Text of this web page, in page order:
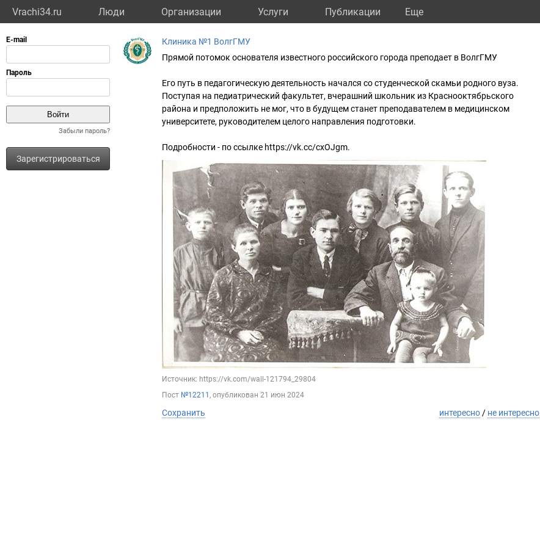
Vrachi34.ru Люди Организации Услуги Публикации Eще
Забыли пароль?
Зарегистрироваться
Клиника №1 ВолгГМУ
Прямой потомок основателя известного российского города преподает в ВолгГМУ
Его путь в педагогическую деятельность начался со студенческой скамьи родного вуза.
Поступая на педиатрический факультет, вчерашний школьник из Краснооктябрьского
района и предположить не мог, что в будущем станет преподавателем в медицинском
университете, руководителем целого направления подготовки.
Подробности - по ссылке https://vk.cc/cxOJgm.
Источник: https://vk.com/wall-121794_29804
Пост №12211 , опубликован 21 июн 2024
Сохранить интересно / не интересно